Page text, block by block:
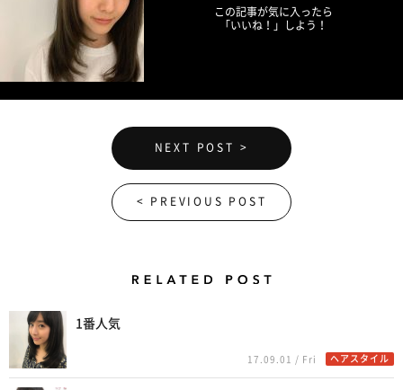
この記事が気に入ったら
「いいね！」しよう！
NEXT POST >
< PREVIOUS POST
1番人気
17.09.01 / Fri ヘアスタイル